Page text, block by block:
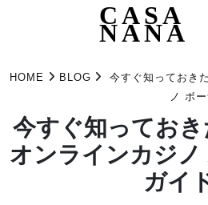
CASA
NANA
HOME BLOG
今すぐ知っておき
ノ ボ
今すぐ知ってお
オンラインカジノ
ガイ